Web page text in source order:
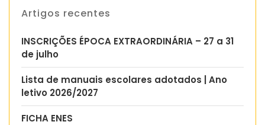
Artigos recentes
INSCRIÇÕES ÉPOCA EXTRAORDINÁRIA – 27 a 31
de julho
Lista de manuais escolares adotados | Ano
letivo 2026/2027
FICHA ENES